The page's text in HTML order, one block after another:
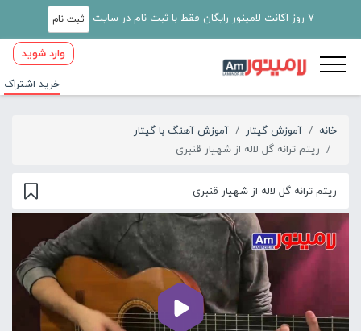
7 روز اکانت لامینور رایگان فقط با ثبت نام در سایت ثبت نام
وارد شوید
خرید اشتراک
خانه آموزش گیتار
آموزش آهنگ با گیتار
ریتم ترانه گل لاله از شهیار قنبری
ریتم ترانه گل لاله از شهیار قنبری